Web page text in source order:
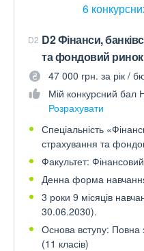
6
D2 D2 Фінанси,
та фондовий ринок
47 000 грн. за рік /
Мій конкурсний бал
Розрахувати
Спеціальність
страхування та
Факультет:
Денна форма
3 роки 9 місяців
30.06.2030).
Основа вступу: Повна
(11 класів)